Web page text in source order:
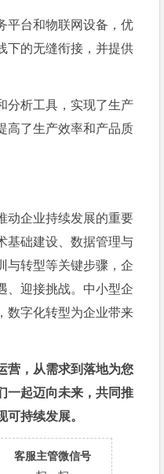
平台和物联网设备，优
下的无缝衔接，并提供
分析工具，实现了生产
高了生产效率和产品质
动企业持续发展的重要
基础建设、数据管理与
与转型等关键步骤，企
、迎接挑战。中小型企
数字化转型为企业带来
营，从需求到落地为您
一起迈向未来，共同推
持续发展。
客服主管微信号